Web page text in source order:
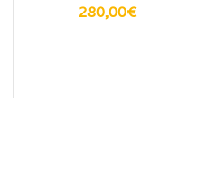
280,00€